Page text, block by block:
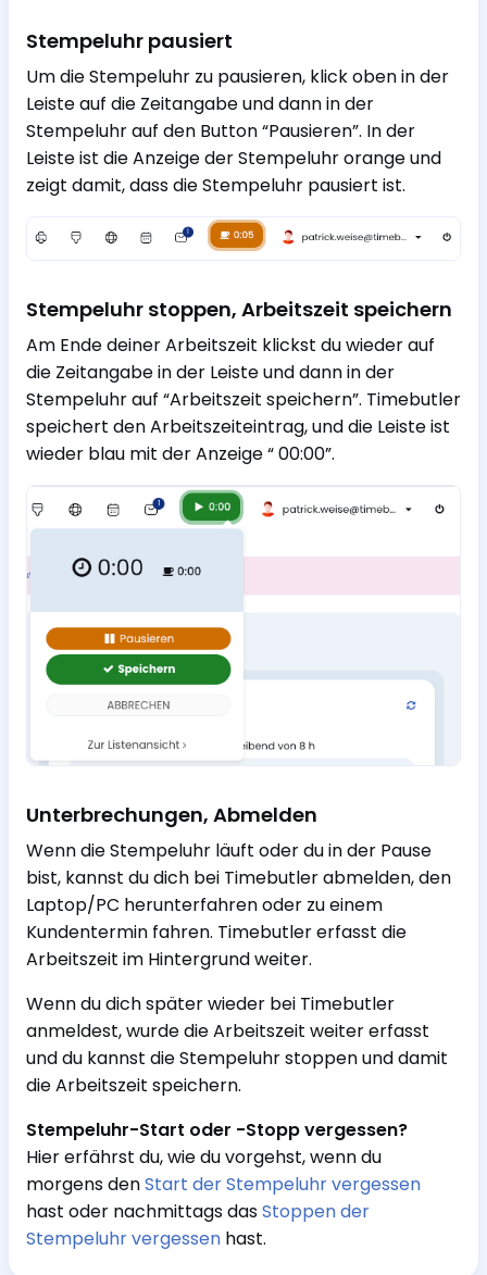
Stempeluhr pausiert
Um die Stempeluhr zu pausieren, klick oben in der
Leiste auf die Zeitangabe und dann in der
Stempeluhr auf den Button “Pausieren”. In der
Leiste ist die Anzeige der Stempeluhr orange und
zeigt damit, dass die Stempeluhr pausiert ist.
Stempeluhr stoppen, Arbeitszeit speichern
Am Ende deiner Arbeitszeit klickst du wieder auf
die Zeitangabe in der Leiste und dann in der
Stempeluhr auf “Arbeitszeit speichern”. Timebutler
speichert den Arbeitszeiteintrag, und die Leiste ist
wieder blau mit der Anzeige “ 00:00”.
Unterbrechungen, Abmelden
Wenn die Stempeluhr läuft oder du in der Pause
bist, kannst du dich bei Timebutler abmelden, den
Laptop/PC herunterfahren oder zu einem
Kundentermin fahren. Timebutler erfasst die
Arbeitszeit im Hintergrund weiter.
Wenn du dich später wieder bei Timebutler
anmeldest, wurde die Arbeitszeit weiter erfasst
und du kannst die Stempeluhr stoppen und damit
die Arbeitszeit speichern.
Stempeluhr-Start oder -Stopp vergessen?
Hier erfährst du, wie du vorgehst, wenn du
morgens denStart der Stempeluhr vergessen
hast oder nachmittags dasStoppen der
Stempeluhr vergessen hast.